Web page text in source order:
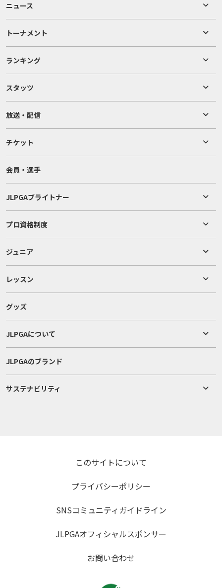
ニュース
トーナメント
ランキング
スタッツ
放送・配信
チケット
会員・選手
JLPGAブライトナー
プロ資格制度
ジュニア
レッスン
グッズ
JLPGAについて
JLPGAのブランド
サステナビリティ
このサイトについて
プライバシーポリシー
SNSコミュニティガイドライン
JLPGAオフィシャルスポンサー
お問い合わせ